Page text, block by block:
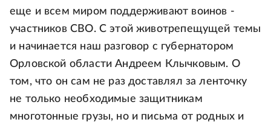
еще и всем миром поддерживают воинов -
участников СВО. С этой животрепещущей темы
и начинается наш разговор с губернатором
Орловской области Андреем Клычковым. О
том, что он сам не раз доставлял за ленточку
не только необходимые защитникам
многотонные грузы, но и письма от родных и